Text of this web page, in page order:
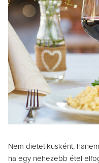
Nem dietetikusként,
ha egy nehezebb étel